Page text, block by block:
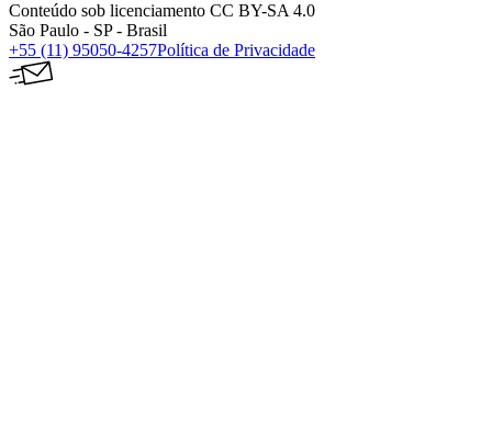
Conteúdo sob licenciamento CC BY-SA 4.0
São Paulo - SP - Brasil
+55 (11) 95050-4257Política de Privacidade